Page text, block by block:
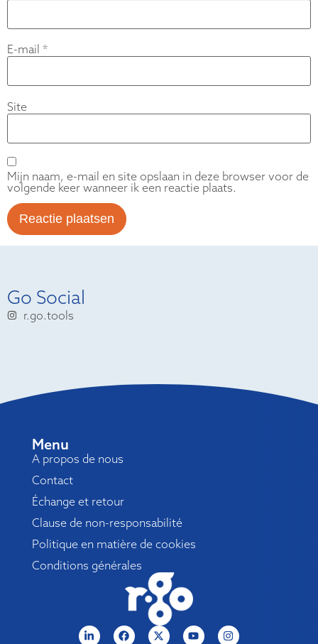
E-mail *
Site
Mijn naam, e-mail en site opslaan in deze browser voor de
volgende keer wanneer ik een reactie plaats.
Go Social
r.go.tools
Menu
A propos de nous
Contact
Échange et retour
Clause de non-responsabilité
Politique en matière de cookies
Conditions générales